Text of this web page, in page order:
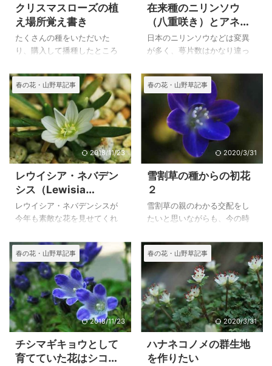
クリスマスローズの植
え場所覚え書き
たくさんの種をいただいた
り、購入して播種したところ
が、ほとんどが違った色や形
の花が咲きました。 早春に咲
いてくれる豪華な花に魅せら
れ、庭の空いているところに
植えましたが、どの花がどこ
に植えたのか見つけるのが難
しくなったため、植え場所ご
とに花を集めてみることにし
ました。 クリスマスローズの
植え場所 南東 210310_0011-
r3-17 ブラック系ベインダブ
ル 南東黄楊南ｒ３ー１７
系ベインダブル 東R３－４
240303_2015-6 ...
在来種のニリンソウ
（八重咲き）とアネモ
ネ・ネモローサ（ヤブ
イチゲ）
日本のニリンソウなどは変異
が多く、萼片数はかなり違っ
咲きなども見られるようで
す。
日本名でハルオコシ、八重イ
チリンソウなどの名前で出回
っているアネモネ・ネモロー
サ（ヤブイチゲ）は、ヨーロ
ッパ、アジア北東部に自生し
ているもので様々な異変の花
があります。
春の花・山野草記事
2018/11/23
レウイシア・ネバデン
シス（Lewisia
nevadensis）が今年
も開花
レウイシア・ネバデンシスが
今年も素敵な花を見せてくれ
自生地では６～７月に咲くと
言いますが、わが家では４月
～５月に開花します。
レウイシア属の野生種の花を
育ててみたいと数種類の種を
播きましたが、芽生えて花を
見ることが出来たのは、レウ
イシア・ネバデンシスだけで
す。
春の花・山野草記事
2020/3/31
雪割草の種からの初花
２
雪割草の親のわかる交配をし
たいと思いながらも、今の時
らの交配になってしまうの
で、交配したい花との交配が
思うようにできていません。
今年こそはと思いながらも写
真を写したり、植え替えが会
ったりと手が回らないのが現
状です。
春の花・山野草記事
2018/11/23
チシマギキョウとして
育てていた花はシコタ
春の花・山野草記事
2020/3/31
ハナネコノメの群生地
を作りたい